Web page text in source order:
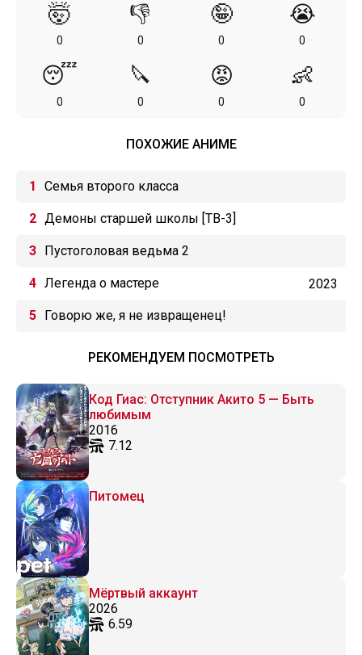
🤯
0
👎
0
🤪
0
😭
0
😴
0
🔪
0
😡
0
👶
0
ПОХОЖИЕ АНИМЕ
Семья второго класса
Демоны старшей школы [ТВ-3]
Пустоголовая ведьма 2
Легенда о мастере 2023
Говорю же, я не извращенец!
РЕКОМЕНДУЕМ ПОСМОТРЕТЬ
Код Гиас: Отступник Акито 5 — Быть
любимым
2016
7.12
Питомец
Мёртвый аккаунт
2026
6.59